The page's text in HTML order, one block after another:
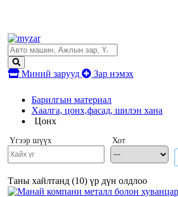
Миний зарууд Зар нэмэх
Барилгын материал
Хаалга, цонх,фасад, шилэн хана
Цонх
Үгээр шүүх
Хот
Таны хайлтанд (10) үр дүн олдлоо